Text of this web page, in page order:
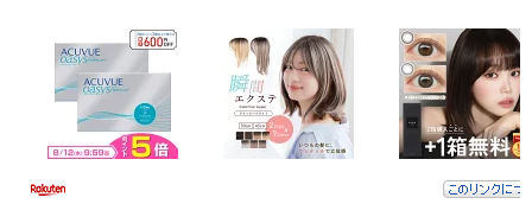
c
e
o
o
tt
er
ail
at
s
A
p